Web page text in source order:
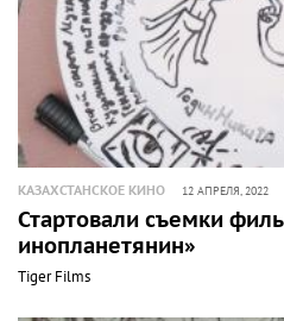
КАЗАХСТАНСКОЕ КИНО 12 АПРЕЛЯ, 2022
Стартовали съемки
инопланетянин»
Tiger Films